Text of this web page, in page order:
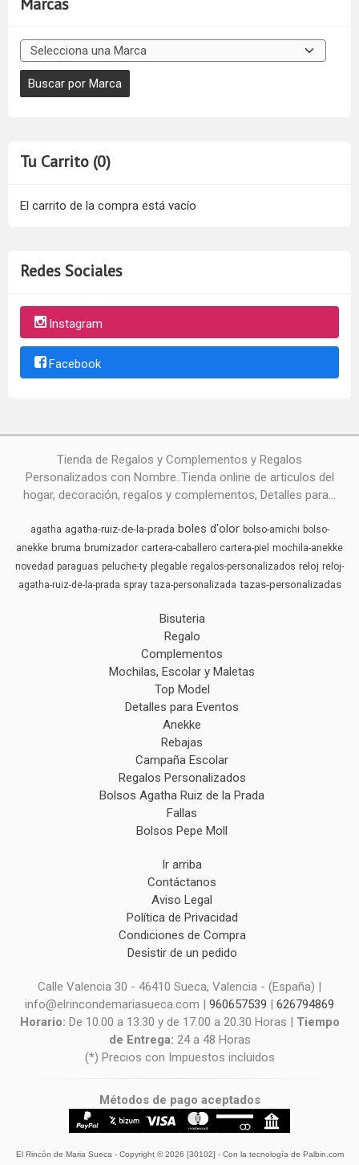
Marcas
Tu Carrito (0)
El carrito de la compra está vacío
Redes Sociales
Instagram
Facebook
Tienda de Regalos y Complementos y Regalos
Personalizados con Nombre..Tienda online de articulos del
hogar, decoración, regalos y complementos, Detalles para...
agatha agatha-ruiz-de-la-prada boles d'olor bolso-amichi bolso-
anekke bruma brumizador cartera-caballero cartera-piel mochila-anekke
novedad paraguas peluche-ty plegable regalos-personalizados reloj reloj-
agatha-ruiz-de-la-prada spray taza-personalizada tazas-personalizadas
Bisuteria
Regalo
Complementos
Mochilas, Escolar y Maletas
Top Model
Detalles para Eventos
Anekke
Rebajas
Campaña Escolar
Regalos Personalizados
Bolsos Agatha Ruiz de la Prada
Fallas
Bolsos Pepe Moll
Ir arriba
Contáctanos
Aviso Legal
Política de Privacidad
Condiciones de Compra
Desistir de un pedido
Calle Valencia 30 - 46410 Sueca, Valencia - (España) |
info@elrincondemariasueca.com | 960657539 | 626794869
Horario: De 10.00 a 13.30 y de 17.00 a 20.30 Horas | Tiempo
de Entrega: 24 a 48 Horas
(*) Precios con Impuestos incluidos
Métodos de pago aceptados
El Rincón de Maria Sueca - Copyright © 2026 [30102] - Con la tecnología de Palbin.com